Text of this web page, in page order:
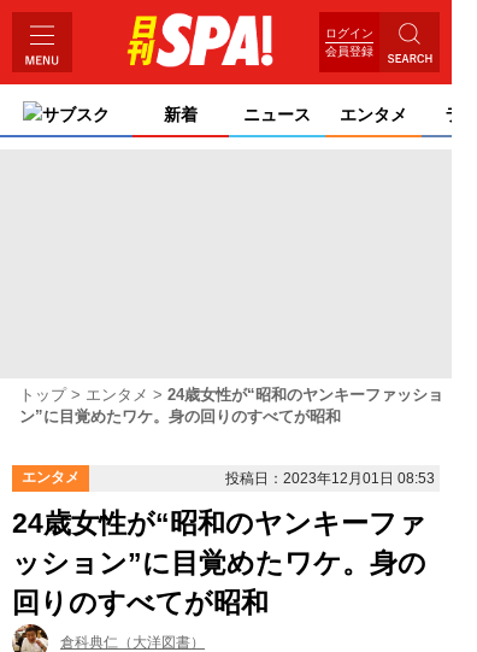
ログイン
会員登録
サブスク 新着 ニュース エンタメ ライ
トップ エンタメ
24歳女性が“昭和のヤンキーファッショ
ン”に目覚めたワケ。身の回りのすべてが昭和
エンタメ 投稿日：2023年12月01日 08:53
24歳女性が“昭和のヤンキーファ
ッション”に目覚めたワケ。身の
回りのすべてが昭和
倉科典仁（大洋図書）